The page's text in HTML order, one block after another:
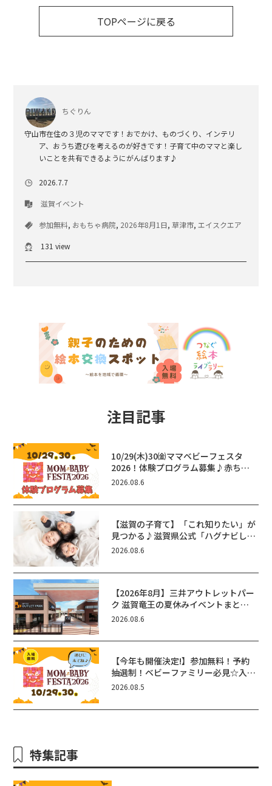
TOPページに戻る
ちぐりん
守山市在住の３児のママです！おでかけ、ものづくり、インテリ
ア、おうち遊びを考えるのが好きです！子育て中のママと楽し
いことを共有できるようにがんばります♪
2026.7.7
滋賀イベント
参加無料, おもちゃ病院, 2026年8月1日,草津市,エイスクエア
131 view
注目記事
10/29(木)30㈮ママベビーフェスタ
2026！体験プログラム募集♪赤ちゃ
ん向けイベントに出演しませんか？
2026.08.6
【滋賀の子育て】「これ知りたい」が
見つかる♪滋賀県公式「ハグナビし
が」使ってる？おでかけ・制度・子育
2026.08.6
【2026年8月】三井アウトレットパー
ク 滋賀竜王の夏休みイベントまと
め！びしょぬれ水あそび・激辛グル
ん！
2026.08.6
【今年も開催決定!】参加無料！予約
抽選制！ベビーファミリー必見☆入場
無料☆10/29(木)30(金)ママベビーフ
エリ守山
2026.08.5
特集記事